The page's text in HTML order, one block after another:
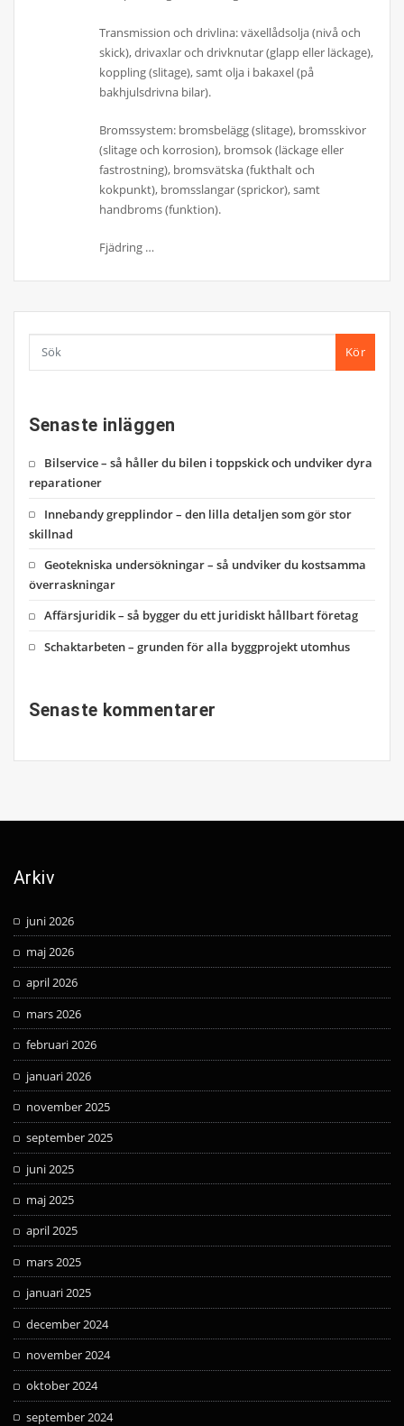
Transmission och drivlina: växellådsolja (nivå och
skick), drivaxlar och drivknutar (glapp eller läckage),
koppling (slitage), samt olja i bakaxel (på
bakhjulsdrivna bilar).
Bromssystem: bromsbelägg (slitage), bromsskivor
(slitage och korrosion), bromsok (läckage eller
fastrostning), bromsvätska (fukthalt och
kokpunkt), bromsslangar (sprickor), samt
handbroms (funktion).
Fjädring …
Kör
Senaste inläggen
Bilservice – så håller du bilen i toppskick och undviker dyra
reparationer
Innebandy grepplindor – den lilla detaljen som gör stor
skillnad
Geotekniska undersökningar – så undviker du kostsamma
överraskningar
Affärsjuridik – så bygger du ett juridiskt hållbart företag
Schaktarbeten – grunden för alla byggprojekt utomhus
Senaste kommentarer
Arkiv
juni 2026
maj 2026
april 2026
mars 2026
februari 2026
januari 2026
november 2025
september 2025
juni 2025
maj 2025
april 2025
mars 2025
januari 2025
december 2024
november 2024
oktober 2024
september 2024